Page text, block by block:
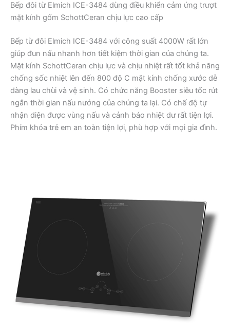
Bếp đôi từ Elmich ICE-3484 dùng điều khiển cảm ứng trượt
mặt kính gốm SchottCeran chịu lực cao cấp
Bếp từ đôi Elmich ICE-3484 với công suất 4000W rất lớn
giúp đun nấu nhanh hơn tiết kiệm thời gian của chúng ta.
Mặt kính SchottCeran chịu lực và chịu nhiệt rất tốt khả năng
chống sốc nhiệt lên đến 800 độ C mặt kính chống xước dễ
dàng lau chùi và vệ sinh. Có chức năng Booster siêu tốc rút
ngắn thời gian nấu nướng của chúng ta lại. Có chế độ tự
nhận diện được vùng nấu và cảnh báo nhiệt dư rất tiện lợi.
Phím khóa trẻ em an toàn tiện lợi, phù hợp với mọi gia đình.